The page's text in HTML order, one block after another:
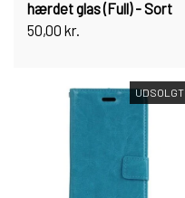
hærdet glas (Full) - Sort
50,00 kr.
UDSOLGT